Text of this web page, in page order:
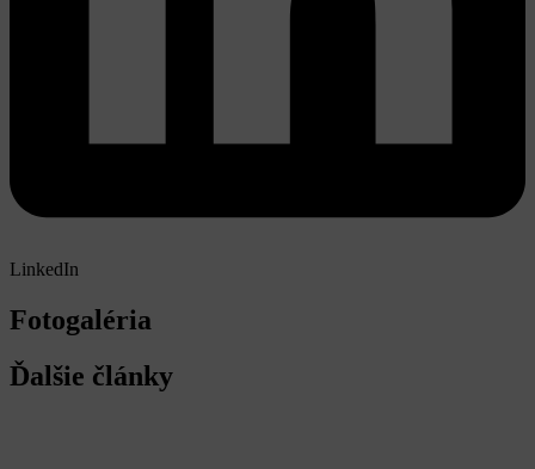
LinkedIn
Fotogaléria
Ďalšie články